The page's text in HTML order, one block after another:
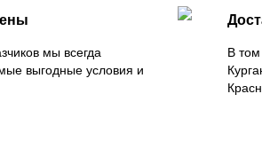
мы всегда
выгодные условия и
В